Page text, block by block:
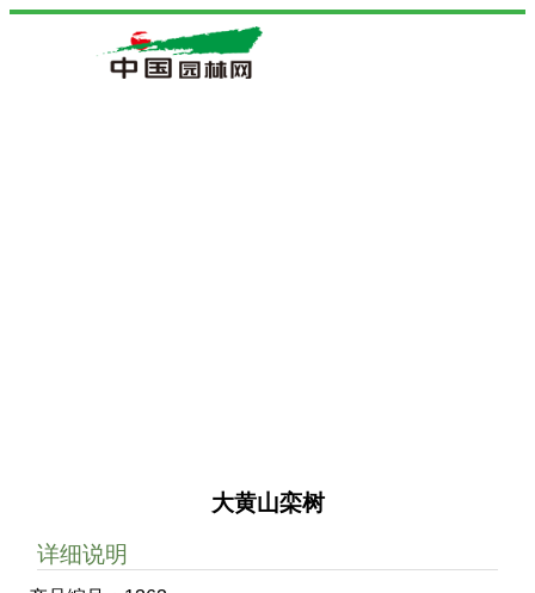
大黄山栾树
详细说明